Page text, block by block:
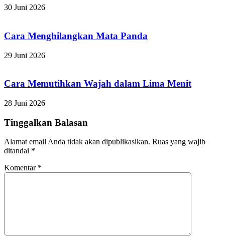
30 Juni 2026
Cara Menghilangkan Mata Panda
29 Juni 2026
Cara Memutihkan Wajah dalam Lima Menit
28 Juni 2026
Tinggalkan Balasan
Alamat email Anda tidak akan dipublikasikan. Ruas yang wajib
ditandai *
Komentar *